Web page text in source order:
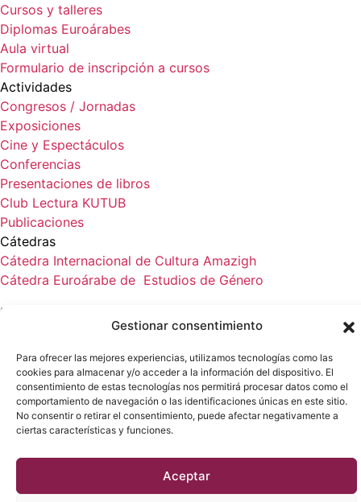
Gestionar consentimiento
Para ofrecer las mejores experiencias, utilizamos tecnologías como las
cookies para almacenar y/o acceder a la información del dispositivo. El
consentimiento de estas tecnologías nos permitirá procesar datos como el
comportamiento de navegación o las identificaciones únicas en este sitio.
No consentir o retirar el consentimiento, puede afectar negativamente a
ciertas características y funciones.
Aceptar
Cursos y talleres
Diplomas Euroárabes
Aula virtual
Formulario de inscripción a cursos
Actividades
Congresos / Jornadas
Exposiciones
Cine y Espectáculos
Conferencias
Presentaciones de libros
Club Lectura KUTUB
Publicaciones
Cátedras
Cátedra Internacional de Cultura Amazigh
Cátedra Euroárabe de Estudios de Género
Noticias
© 2023 Fundación Euroárabe de Altos Estudios
Aviso legal| Privacidad|Cookies|Portal de transparencia
Plan de igualdad